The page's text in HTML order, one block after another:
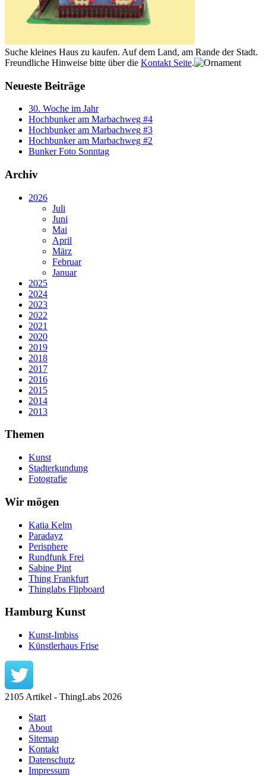
Suche kleines Haus zu kaufen. Auf dem Land, am Rande der Stadt.
Freundliche Hinweise bitte über die Kontakt Seite.
Neueste Beiträge
30. Woche im Jahr
Hochbunker am Marbachweg #4
Hochbunker am Marbachweg #3
Hochbunker am Marbachweg #2
Bunker Foto Sonntag
Archiv
2026
Juli
Juni
Mai
April
März
Februar
Januar
2025
2024
2023
2022
2021
2020
2019
2018
2017
2016
2015
2014
2013
Themen
Kunst
Stadterkundung
Fotografie
Wir mögen
Katia Kelm
Paradayz
Perisphere
Rundfunk Frei
Sabine Pint
Thing Frankfurt
Thinglabs Flipboard
Hamburg Kunst
Kunst-Imbiss
Künstlerhaus Frise
2105 Artikel - ThingLabs 2026
Start
About
Sitemap
Kontakt
Datenschutz
Impressum